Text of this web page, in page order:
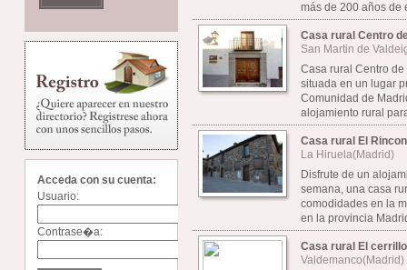
Acceda con su cuenta:
Usuario:
Contrase�a:
más de 200 años de
Casa rural Centro
San Martin de
Casa rural Centro
situada en un lugar
Comunidad de
alojamiento rural
Casa rural El
La Hiruela(Madrid)
Disfrute de un
semana, una casa
comodidades en la
en la provincia
Casa rural El cerrillo
Valdemanco(Madrid)